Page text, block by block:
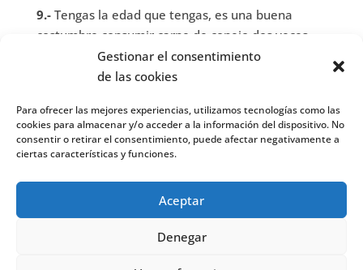
Gestionar el consentimiento
de las cookies
Para ofrecer las mejores experiencias, utilizamos tecnologías como las
cookies para almacenar y/o acceder a la información del dispositivo. No
consentir o retirar el consentimiento, puede afectar negativamente a
ciertas características y funciones.
Aceptar
Denegar
9.- Tengas la edad que tengas, es una buena
costumbre consumir carne de conejo dos veces
por semana.
sabrosas formas de prepararlo.
IEEFrealizacursos de formación presenciales en
Madridycursos online. Estos cursos incluyen